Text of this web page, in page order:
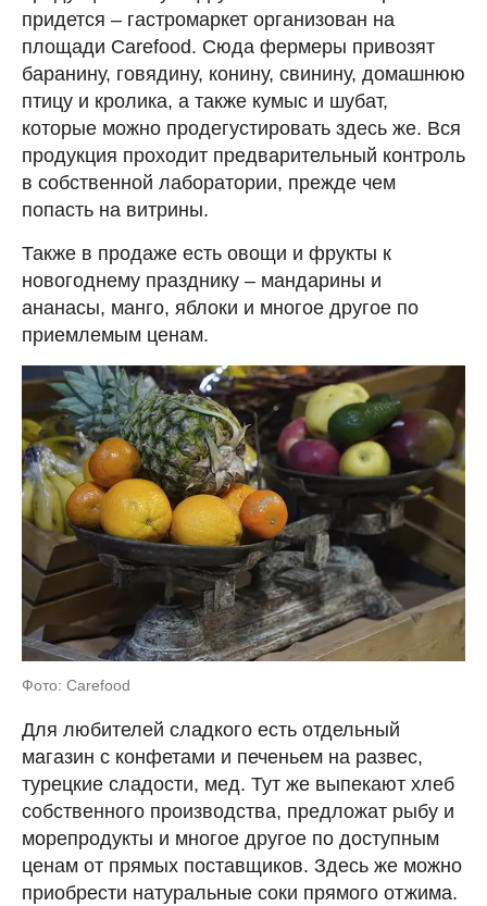
придется – гастромаркет организован на
площади Carefood. Сюда фермеры привозят
баранину, говядину, конину, свинину, домашнюю
птицу и кролика, а также кумыс и шубат,
которые можно продегустировать здесь же. Вся
продукция проходит предварительный контроль
в собственной лаборатории, прежде чем
попасть на витрины.
Также в продаже есть овощи и фрукты к
новогоднему празднику – мандарины и
ананасы, манго, яблоки и многое другое по
приемлемым ценам.
Фото: Сarefood
Для любителей сладкого есть отдельный
магазин с конфетами и печеньем на развес,
турецкие сладости, мед. Тут же выпекают хлеб
собственного производства, предложат рыбу и
морепродукты и многое другое по доступным
ценам от прямых поставщиков. Здесь же можно
приобрести натуральные соки прямого отжима.